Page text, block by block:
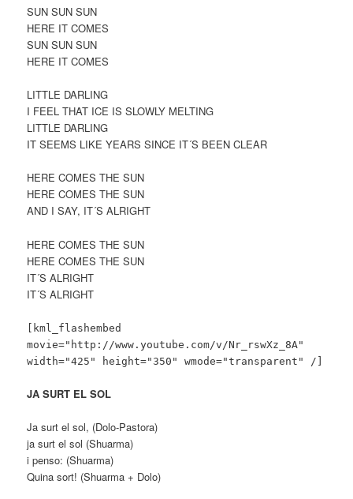
SUN SUN SUN
HERE IT COMES
SUN SUN SUN
HERE IT COMES
LITTLE DARLING
I FEEL THAT ICE IS SLOWLY MELTING
LITTLE DARLING
IT SEEMS LIKE YEARS SINCE IT´S BEEN CLEAR
HERE COMES THE SUN
HERE COMES THE SUN
AND I SAY, IT´S ALRIGHT
HERE COMES THE SUN
HERE COMES THE SUN
IT´S ALRIGHT
IT´S ALRIGHT
[kml_flashembed
movie="http://www.youtube.com/v/Nr_rswXz_8A"
width="425" height="350" wmode="transparent" /]
JA SURT EL SOL
Ja surt el sol, (Dolo-Pastora)
ja surt el sol (Shuarma)
i penso: (Shuarma)
Quina sort! (Shuarma + Dolo)